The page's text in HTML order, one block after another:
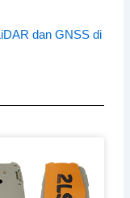
dan GNSS di